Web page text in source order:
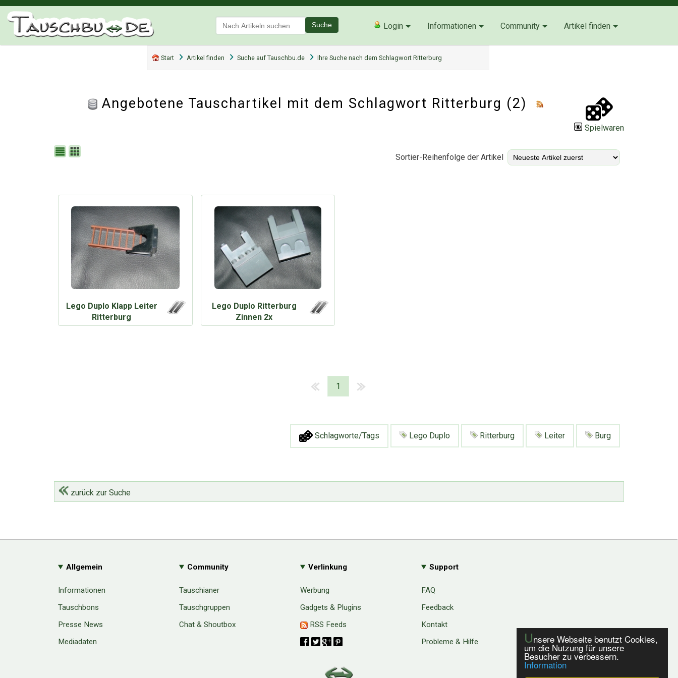
Unsere Webseite benutzt Cookies,
um die Nutzung für unsere
Besucher zu verbessern.
Information
Suche Login Informationen Community Artikel finden
Start Artikel finden Suche auf Tauschbu.de Ihre Suche nach dem Schlagwort Ritterburg
Spielwaren
Angebotene Tauschartikel mit dem Schlagwort Ritterburg (2)
Sortier-Reihenfolge der Artikel
Lego Duplo Klapp Leiter
Ritterburg
Lego Duplo Ritterburg
Zinnen 2x
1
Schlagworte/Tags Lego Duplo Ritterburg Leiter Burg
zurück zur Suche
Allgemein
Informationen
Tauschbons
Presse News
Mediadaten
Community
Tauschianer
Tauschgruppen
Chat & Shoutbox
Verlinkung
Werbung
Gadgets & Plugins
RSS Feeds
Support
FAQ
Feedback
Kontakt
Probleme & Hilfe